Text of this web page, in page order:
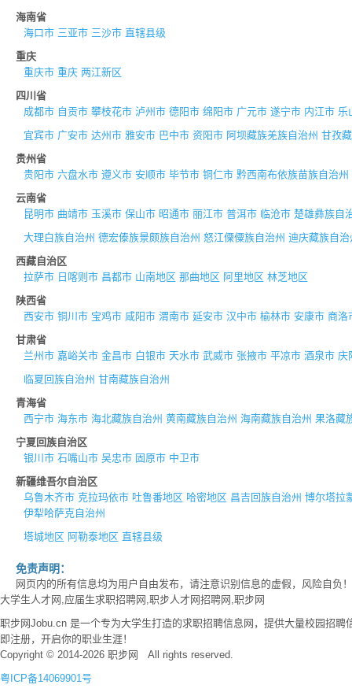
海南省
海口市 三亚市 三沙市 直辖县级
重庆
重庆市 重庆 两江新区
四川省
成都市 自贡市 攀枝花市 泸州市 德阳市 绵阳市 广元市 遂宁市 内江市 乐
宜宾市 广安市 达州市 雅安市 巴中市 资阳市 阿坝藏族羌族自治州 甘孜
贵州省
贵阳市 六盘水市 遵义市 安顺市 毕节市 铜仁市 黔西南布依族苗族自治州
云南省
昆明市 曲靖市 玉溪市 保山市 昭通市 丽江市 普洱市 临沧市 楚雄彝族自
大理白族自治州 德宏傣族景颇族自治州 怒江傈僳族自治州 迪庆藏族自治
西藏自治区
拉萨市 日喀则市 昌都市 山南地区 那曲地区 阿里地区 林芝地区
陕西省
西安市 铜川市 宝鸡市 咸阳市 渭南市 延安市 汉中市 榆林市 安康市 商洛
甘肃省
兰州市 嘉峪关市 金昌市 白银市 天水市 武威市 张掖市 平凉市 酒泉市 庆
临夏回族自治州 甘南藏族自治州
青海省
西宁市 海东市 海北藏族自治州 黄南藏族自治州 海南藏族自治州 果洛藏
宁夏回族自治区
银川市 石嘴山市 吴忠市 固原市 中卫市
新疆维吾尔自治区
乌鲁木齐市 克拉玛依市 吐鲁番地区 哈密地区 昌吉回族自治州 博尔塔拉
伊犁哈萨克自治州
塔城地区 阿勒泰地区 直辖县级
免责声明：
网页内的所有信息均为用户自由发布，请注意识别信息的虚假，风险自
大学生人才网,应届生求职招聘网,职步人才网招聘网,职步网
职步网Jobu.cn 是一个专为大学生打造的求职招聘信息网，提供大量校园招
即注册，开启你的职业生涯！
Copyright © 2014-2026 职步网 All rights reserved.
粤ICP备14069901号